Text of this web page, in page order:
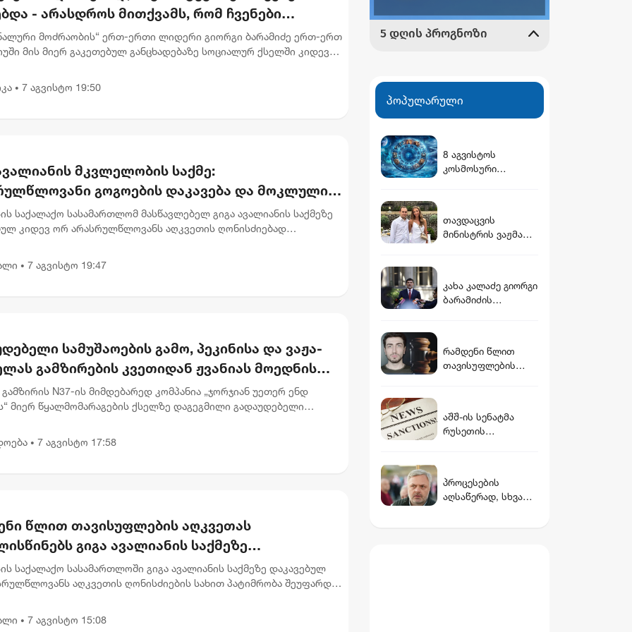
- არასდროს მითქვამს, რომ ჩვენები
ან დატყვევებულს "ხვრეტდნენ" -
მოძრაობის“ ერთ-ერთი ლიდერი გიორგი ბარამიძე ერთ-ერთ
მის მიერ გაკეთებულ განცხადებაზე სოციალურ ქსელში კიდევ
• 7 აგვისტო 19:50
მკვლელობის საქმე:
გოგოების დაკავება და მოკლული
დედის განცხადება
საქალაქო სასამართლომ მასწავლებელ გიგა ავალიანის საქმეზე
კიდევ ორ არასრულწლოვანს აღკვეთის ღონისძიებად
• 7 აგვისტო 19:47
სამუშაოების გამო, პეკინისა და ვაჟა-
გამზირების კვეთიდან ჟვანიას მოედნის
მოძრაობა დროებით შეიზღუდება
გამზირის N37-ის მიმდებარედ კომპანია „ჯორჯიან უეთერ ენდ
მიერ წყალმომარაგების ქსელზე დაგეგმილი გადაუდებელი
ნ...
• 7 აგვისტო 17:58
წლით თავისუფლების აღკვეთას
გიგა ავალიანის საქმეზე
წაყენებული ბრალდება
საქალაქო სასამართლოში გიგა ავალიანის საქმეზე დაკავებულ
აღკვეთის ღონისძიების სახით პატიმრობა შეუფარდეს
• 7 აგვისტო 15:08
პოპულარული
8 აგვისტოს
კოსმოსური
დღეს?
თავდაცვის
მინისტრის ვაჟმა
რჩეული
კახა კალაძე გიორგი
ბარამიძის
ქართული
სახელმწიფოსა და
რამდენი წლით
თავისუფლების
საქმეზე
არასრულწლოვნები
აშშ-ის სენატმა
რუსეთის
კანონპროექტი
დაამტკიცა
პროცესების
აღსაწერად, სხვა